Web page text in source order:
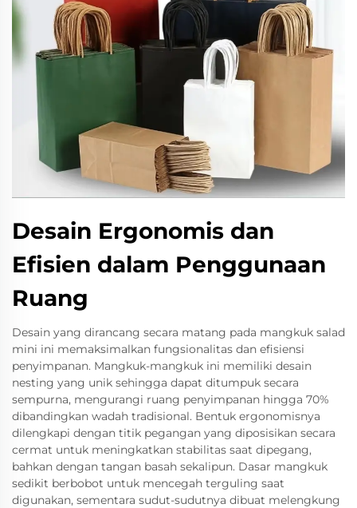
Desain Ergonomis dan
Efisien dalam Penggunaan
Ruang
Desain yang dirancang secara matang pada mangkuk salad
mini ini memaksimalkan fungsionalitas dan efisiensi
penyimpanan. Mangkuk-mangkuk ini memiliki desain
nesting yang unik sehingga dapat ditumpuk secara
sempurna, mengurangi ruang penyimpanan hingga 70%
dibandingkan wadah tradisional. Bentuk ergonomisnya
dilengkapi dengan titik pegangan yang diposisikan secara
cermat untuk meningkatkan stabilitas saat dipegang,
bahkan dengan tangan basah sekalipun. Dasar mangkuk
sedikit berbobot untuk mencegah terguling saat
digunakan, sementara sudut-sudutnya dibuat melengkung